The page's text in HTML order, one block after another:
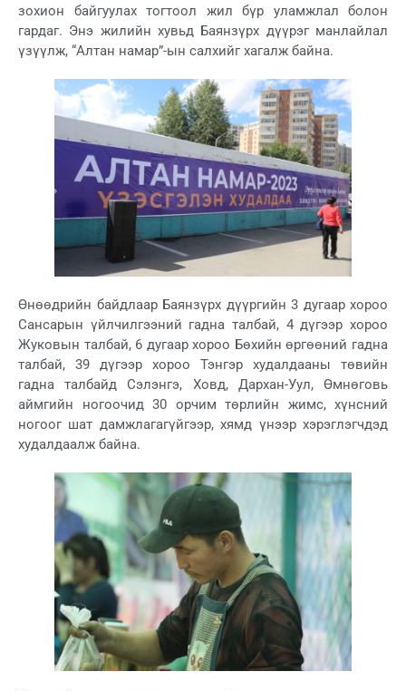
зохион байгуулах тогтоол жил бүр уламжлал болон
гардаг. Энэ жилийн хувьд Баянзүрх дүүрэг манлайлал
үзүүлж, “Алтан намар”-ын салхийг хагалж байна.
Өнөөдрийн байдлаар Баянзүрх дүүргийн 3 дугаар хороо
Сансарын үйлчилгээний гадна талбай, 4 дүгээр хороо
Жуковын талбай, 6 дугаар хороо Бөхийн өргөөний гадна
талбай, 39 дүгээр хороо Тэнгэр худалдааны төвийн
гадна талбайд Сэлэнгэ, Ховд, Дархан-Уул, Өмнөговь
аймгийн ногоочид 30 орчим төрлийн жимс, хүнсний
ногоог шат дамжлагагүйгээр, хямд үнээр хэрэглэгчдэд
худалдаалж байна.